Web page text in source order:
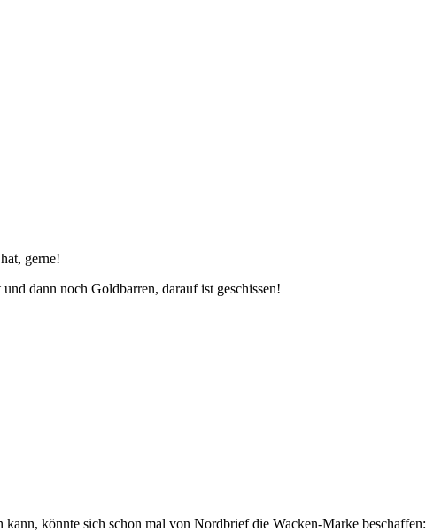
gerne!
dann noch Goldbarren, darauf ist geschissen!
könnte sich schon mal von Nordbrief die Wacken-Marke beschaffen: